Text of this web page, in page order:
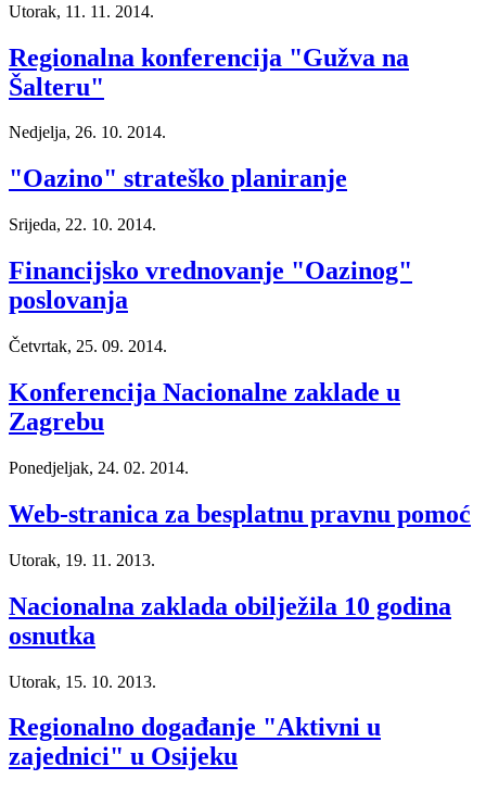
Utorak, 11. 11. 2014.
Regionalna konferencija "Gužva na
Šalteru"
Nedjelja, 26. 10. 2014.
"Oazino" strateško planiranje
Srijeda, 22. 10. 2014.
Financijsko vrednovanje "Oazinog"
poslovanja
Četvrtak, 25. 09. 2014.
Konferencija Nacionalne zaklade u
Zagrebu
Ponedjeljak, 24. 02. 2014.
Web-stranica za besplatnu pravnu pomoć
Utorak, 19. 11. 2013.
Nacionalna zaklada obilježila 10 godina
osnutka
Utorak, 15. 10. 2013.
Regionalno događanje "Aktivni u
zajednici" u Osijeku